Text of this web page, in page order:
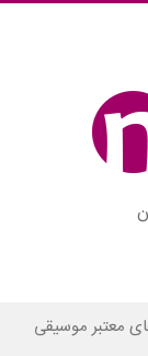
معتبر موسیقی